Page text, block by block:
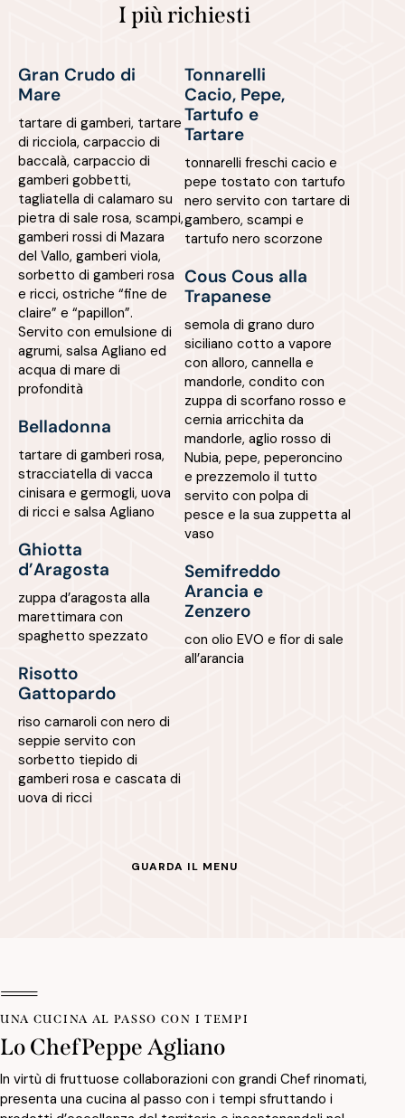
I più richiesti
Gran Crudo di
Mare
tartare di gamberi, tartare
di ricciola, carpaccio di
baccalà, carpaccio di
gamberi gobbetti,
tagliatella di calamaro su
pietra di sale rosa, scampi,
gamberi rossi di Mazara
del Vallo, gamberi viola,
sorbetto di gamberi rosa
e ricci, ostriche “fine de
claire” e “papillon”.
Servito con emulsione di
agrumi, salsa Agliano ed
acqua di mare di
profondità
Belladonna
tartare di gamberi rosa,
stracciatella di vacca
cinisara e germogli, uova
di ricci e salsa Agliano
Ghiotta
d’Aragosta
zuppa d’aragosta alla
marettimara con
spaghetto spezzato
Risotto
Gattopardo
riso carnaroli con nero di
seppie servito con
sorbetto tiepido di
gamberi rosa e cascata di
uova di ricci
Tonnarelli
Cacio, Pepe,
Tartufo e
Tartare
tonnarelli freschi cacio e
pepe tostato con tartufo
nero servito con tartare di
gambero, scampi e
tartufo nero scorzone
Cous Cous alla
Trapanese
semola di grano duro
siciliano cotto a vapore
con alloro, cannella e
mandorle, condito con
zuppa di scorfano rosso e
cernia arricchita da
mandorle, aglio rosso di
Nubia, pepe, peperoncino
e prezzemolo il tutto
servito con polpa di
pesce e la sua zuppetta al
vaso
Semifreddo
Arancia e
Zenzero
con olio EVO e fior di sale
all’arancia
GUARDA IL MENU
IL NOSTRO MENÙ
Un'esplosione di sapori locali e
creatività
Il nostro menu è una celebrazione dei tesori culinari locali.
UNA CUCINA AL PASSO CON I TEMPI
Lo ChefPeppe Agliano
In virtù di fruttuose collaborazioni con grandi Chef rinomati,
presenta una cucina al passo con i tempi sfruttando i
IL NOSTRO MENÙ
Un'esplosione di sapori locali e
creatività
Il nostro menu è una celebrazione dei tesori culinari locali.
UNA CUCINA AL PASSO CON I TEMPI
Lo ChefPeppe Agliano
In virtù di fruttuose collaborazioni con grandi Chef rinomati,
presenta una cucina al passo con i tempi sfruttando i